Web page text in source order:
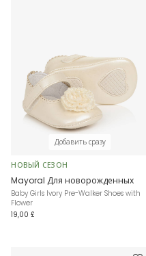
Добавить сразу
НОВЫЙ СЕЗОН
Mayoral Для новорожденных
Baby Girls Ivory Pre-Walker Shoes with
Flower
19,00 £